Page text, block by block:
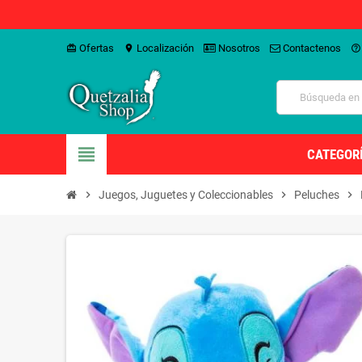
card_giftcard Ofertas location_on Localización Nosotros Contactenos help_outline
view_headline
chevron_right Juegos, Juguetes y Coleccionables chevron_right Peluches chevron_right